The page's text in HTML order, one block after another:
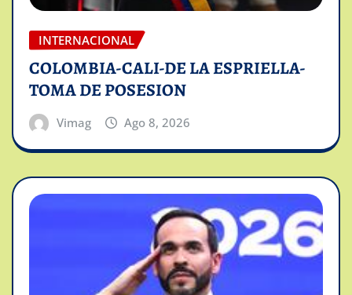
INTERNACIONAL
COLOMBIA-CALI-DE LA ESPRIELLA-
TOMA DE POSESION
Vimag Ago 8, 2026